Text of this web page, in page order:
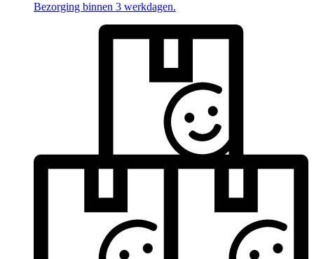
Bezorging binnen 3 werkdagen.